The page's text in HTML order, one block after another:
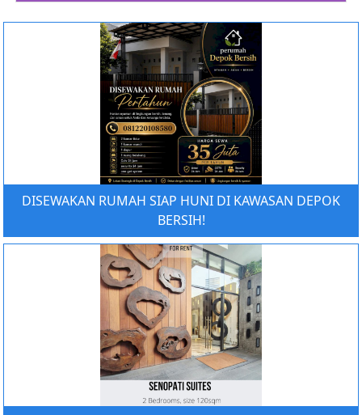
DISEWAKAN RUMAH SIAP HUNI DI KAWASAN DEPOK
BERSIH!